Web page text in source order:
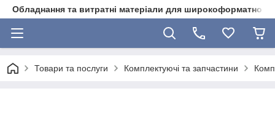
Обладнання та витратні матеріали для широкоформатного
Товари та послуги Комплектуючі та запчастини